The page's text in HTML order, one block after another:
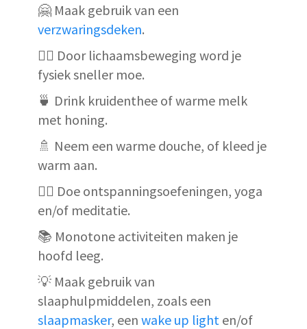
🤗 Maak gebruik van een
verzwaringsdeken.
🏃‍♀️ Door lichaamsbeweging word je
fysiek sneller moe.
🍵 Drink kruidenthee of warme melk
met honing.
🚿 Neem een warme douche, of kleed je
warm aan.
🧘‍♂️ Doe ontspanningsoefeningen, yoga
en/of meditatie.
📚 Monotone activiteiten maken je
hoofd leeg.
💡 Maak gebruik van
slaaphulpmiddelen, zoals een
slaapmasker, een wake up light en/of